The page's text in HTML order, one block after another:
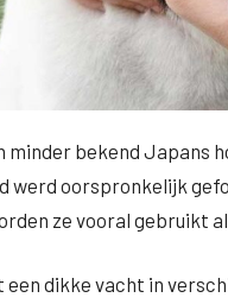
minder bekend Japans
werd oorspronkelijk
ze vooral gebruikt
een dikke vacht in